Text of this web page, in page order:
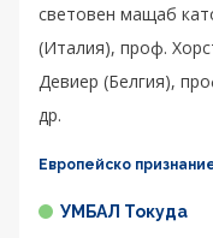
световен мащаб
(Италия), проф.
Девиер (Белгия),
др.
Европейско
УМБАЛ Токуда